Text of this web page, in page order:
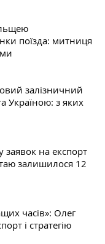
поїзда: митниця
залізничний
Україною: з яких
на експорт
залишилося 12
часів»: Олег
і стратегію